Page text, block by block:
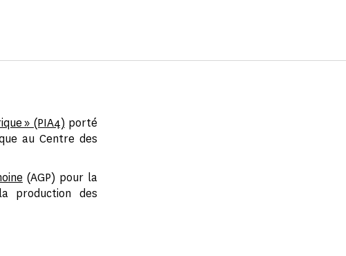
» (PIA4) porté
au Centre des
(AGP) pour la
production des